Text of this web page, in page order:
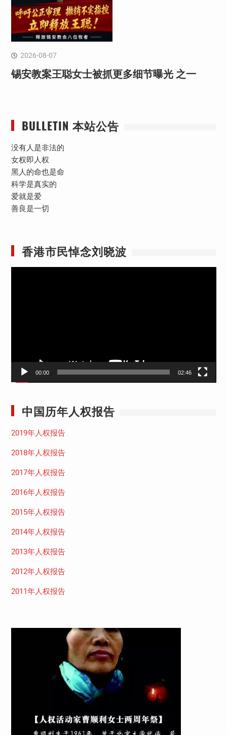
2026-08-07
锡安教案王聪女士被抓更多细节曝光 之一
BULLETIN 本站公告
没有人是非法的
女权即人权
黑人的命也是命
科学是真实的
爱就是爱
善良是一切
香港市民悼念刘晓波
00:00 02:46
中国历年人权报告
2019年人权报告
2018年人权报告
2017年人权报告
2016年人权报告
2015年人权报告
2014年人权报告
2013年人权报告
2012年人权报告
2011年人权报告